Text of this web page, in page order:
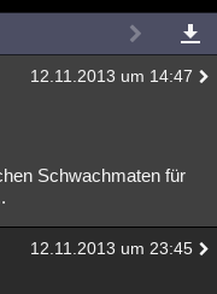
Mystery Kriminalfälle
Literatur
12.11.2013 um 14:47
Schwachmaten für
12.11.2013 um 23:45